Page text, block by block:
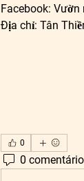
Facebook:
Địa chỉ: Tân
0
0 comentário